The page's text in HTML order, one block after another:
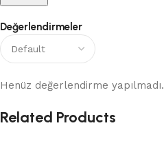
Değerlendirmeler
Henüz değerlendirme yapılmadı.
Related Products